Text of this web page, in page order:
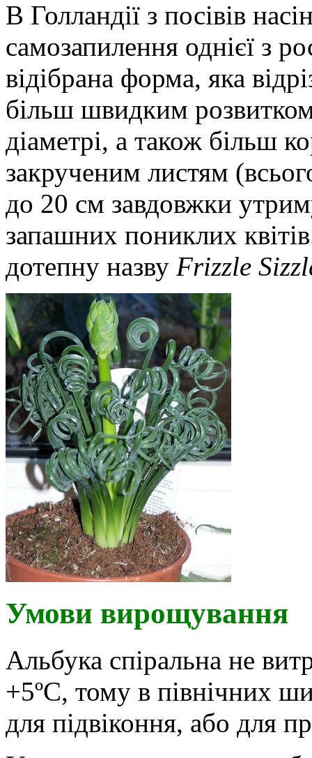
В Голландії з посівів
самозапилення однієї з
відібрана форма, яка
більш швидким
діаметрі, а також більш
закрученим листям
до 20 см завдовжки
запашних пониклих
дотепну назву Frizzle
Умови вирощування
Альбука спіральна не
+5ºС, тому в північних
для підвіконня, або для